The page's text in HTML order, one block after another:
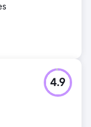
4.9